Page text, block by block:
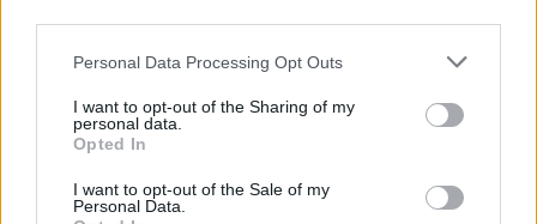
Personal Data Processing Opt Outs
I want to opt-out of the Sharing of my
personal data.
Opted In
I want to opt-out of the Sale of my
Personal Data.
: Alessandra Torre, Davide Tappero Merlo
Alessio Muzi
E-mail